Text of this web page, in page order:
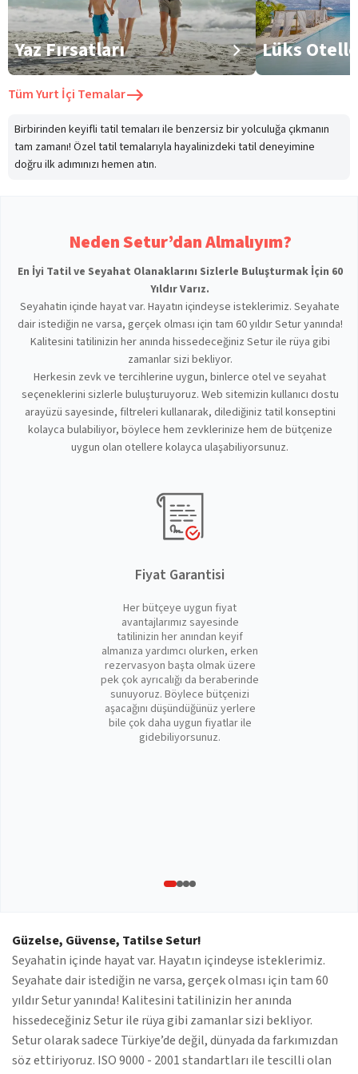
Yaz Fırsatları Lüks
TümYurt İçi Temalar
Birbirinden keyifli tatil temaları ile benzersiz bir yolculuğa çıkmanın
tam zamanı! Özel tatil temalarıyla hayalinizdeki tatil deneyimine
doğru ilk adımınızı hemen atın.
Neden Setur’dan Almalıyım?
En İyi Tatil ve Seyahat Olanaklarını Sizlerle Buluşturmak İçin 60
Yıldır Varız.
Seyahatin içinde hayat var. Hayatın içindeyse isteklerimiz. Seyahate
dair istediğin ne varsa, gerçek olması için tam 60 yıldır Setur yanında!
Kalitesini tatilinizin her anında hissedeceğiniz Setur ile rüya gibi
zamanlar sizi bekliyor.
Herkesin zevk ve tercihlerine uygun, binlerce otel ve seyahat
seçeneklerini sizlerle buluşturuyoruz. Web sitemizin kullanıcı dostu
arayüzü sayesinde, filtreleri kullanarak, dilediğiniz tatil konseptini
kolayca bulabiliyor, böylece hem zevklerinize hem de bütçenize
uygun olan otellere kolayca ulaşabiliyorsunuz.
Fiyat Garantisi
Her bütçeye uygun fiyat
avantajlarımız sayesinde
tatilinizin her anından keyif
almanıza yardımcı olurken, erken
rezervasyon başta olmak üzere
pek çok ayrıcalığı da beraberinde
sunuyoruz. Böylece bütçenizi
aşacağını düşündüğünüz yerlere
bile çok daha uygun fiyatlar ile
gidebiliyorsunuz.
Güzelse, Güvense, Tatilse Setur!
Seyahatin içinde hayat var. Hayatın içindeyse isteklerimiz.
Seyahate dair istediğin ne varsa, gerçek olması için tam 60
yıldır Setur yanında! Kalitesini tatilinizin her anında
hissedeceğiniz Setur ile rüya gibi zamanlar sizi bekliyor.
Setur olarak sadece Türkiye’de değil, dünyada da farkımızdan
söz ettiriyoruz. ISO 9000 - 2001 standartları ile tescilli olan